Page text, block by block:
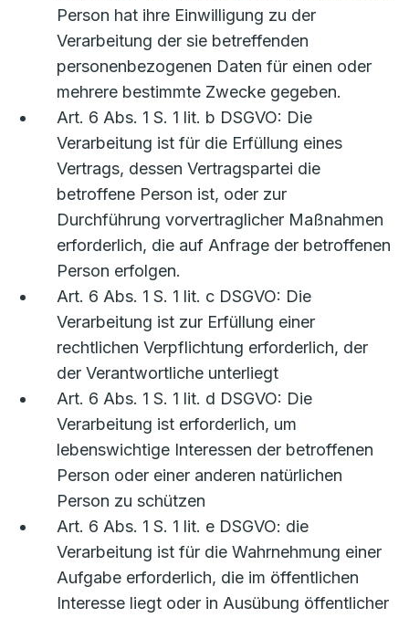
Person hat ihre Einwilligung zu der
Verarbeitung der sie betreffenden
personenbezogenen Daten für einen oder
mehrere bestimmte Zwecke gegeben.
Art. 6 Abs. 1 S. 1 lit. b DSGVO: Die
Verarbeitung ist für die Erfüllung eines
Vertrags, dessen Vertragspartei die
betroffene Person ist, oder zur
Durchführung vorvertraglicher Maßnahmen
erforderlich, die auf Anfrage der betroffenen
Person erfolgen.
Art. 6 Abs. 1 S. 1 lit. c DSGVO: Die
Verarbeitung ist zur Erfüllung einer
rechtlichen Verpflichtung erforderlich, der
der Verantwortliche unterliegt
Art. 6 Abs. 1 S. 1 lit. d DSGVO: Die
Verarbeitung ist erforderlich, um
lebenswichtige Interessen der betroffenen
Person oder einer anderen natürlichen
Person zu schützen
Art. 6 Abs. 1 S. 1 lit. e DSGVO: die
Verarbeitung ist für die Wahrnehmung einer
Aufgabe erforderlich, die im öffentlichen
Interesse liegt oder in Ausübung öffentlicher